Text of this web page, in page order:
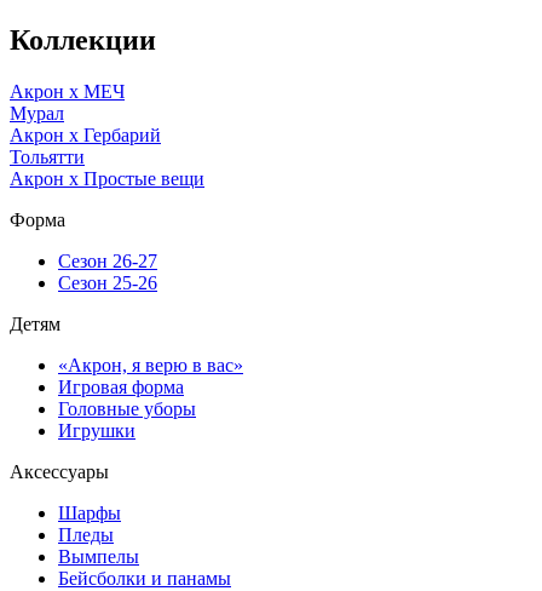
Коллекции
Акрон x МЕЧ
Мурал
Акрон x Гербарий
Тольятти
Акрон x Простые вещи
Форма
Сезон 26-27
Сезон 25-26
Детям
«Акрон, я верю в вас»
Игровая форма
Головные уборы
Игрушки
Аксессуары
Шарфы
Пледы
Вымпелы
Бейсболки и панамы